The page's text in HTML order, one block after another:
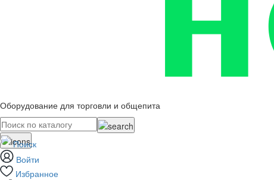
Оборудование для торговли и общепита
Поиск
Войти
Избранное